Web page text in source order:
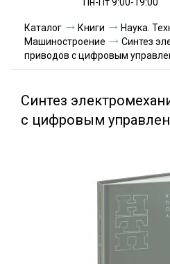
Условия
Условия
Каталог Книги
Наука.
Машиностроение
Синтез
приводов с цифровым
Синтез
с цифровым